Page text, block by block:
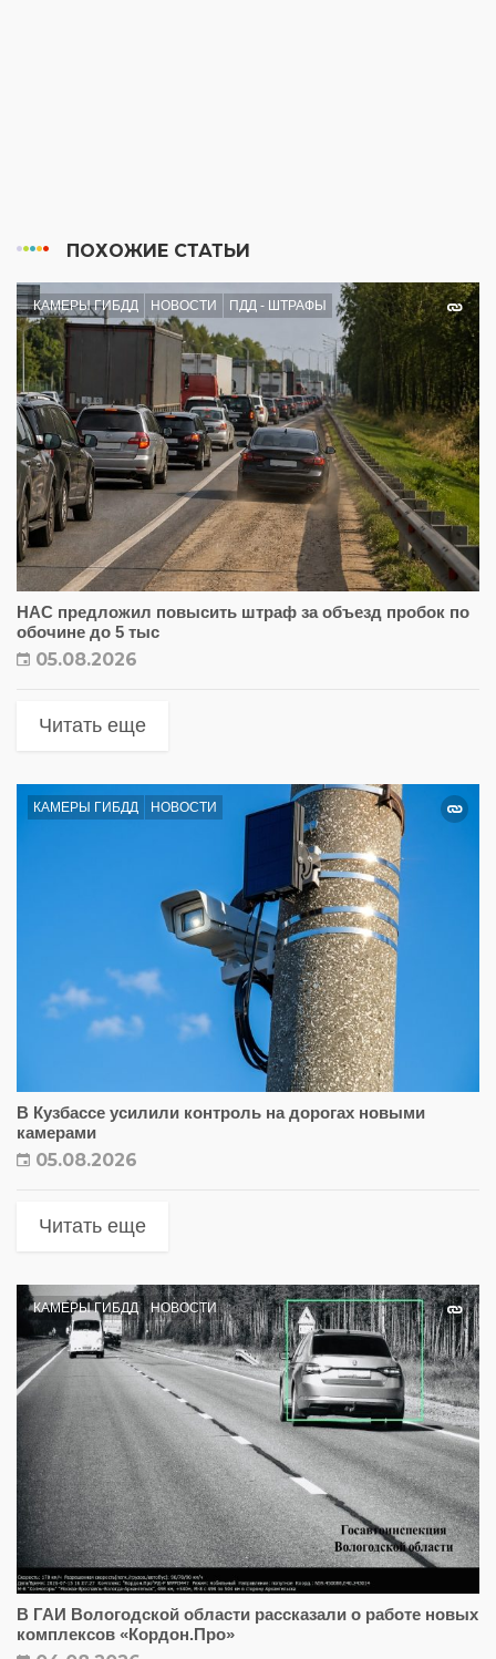
ПОХОЖИЕ СТАТЬИ
КАМЕРЫ ГИБДД НОВОСТИ ПДД - ШТРАФЫ
НАС предложил повысить штраф за объезд пробок по
обочине до 5 тыс
05.08.2026
Читать еще
КАМЕРЫ ГИБДД НОВОСТИ
В Кузбассе усилили контроль на дорогах новыми
камерами
05.08.2026
Читать еще
КАМЕРЫ ГИБДД НОВОСТИ
В ГАИ Вологодской области рассказали о работе новых
комплексов «Кордон.Про»